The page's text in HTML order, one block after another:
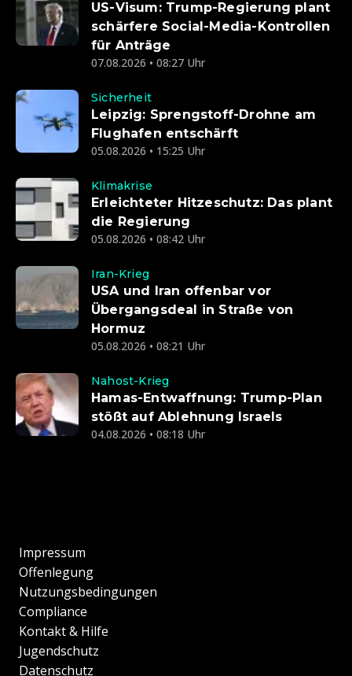
US-Visum: Trump-Regierung plant
schärfere Social-Media-Kontrollen
für Anträge
07.08.2026 • 08:27 Uhr
Sicherheit
Leipzig: Sprengstoff-Drohne am
Flughafen entschärft
05.08.2026 • 15:25 Uhr
Klimakrise
Erleichteter Hitzeschutz: Das plant
die Regierung
05.08.2026 • 08:42 Uhr
Iran-Krieg
USA und Iran offenbar vor
Übergangsdeal in Straße von
Hormuz
05.08.2026 • 08:21 Uhr
Nahost-Krieg
Hamas-Entwaffnung: Trump-Plan
stößt auf Ablehnung Israels
04.08.2026 • 08:18 Uhr
Impressum
Offenlegung
Nutzungsbedingungen
Compliance
Kontakt & Hilfe
Jugendschutz
Datenschutz